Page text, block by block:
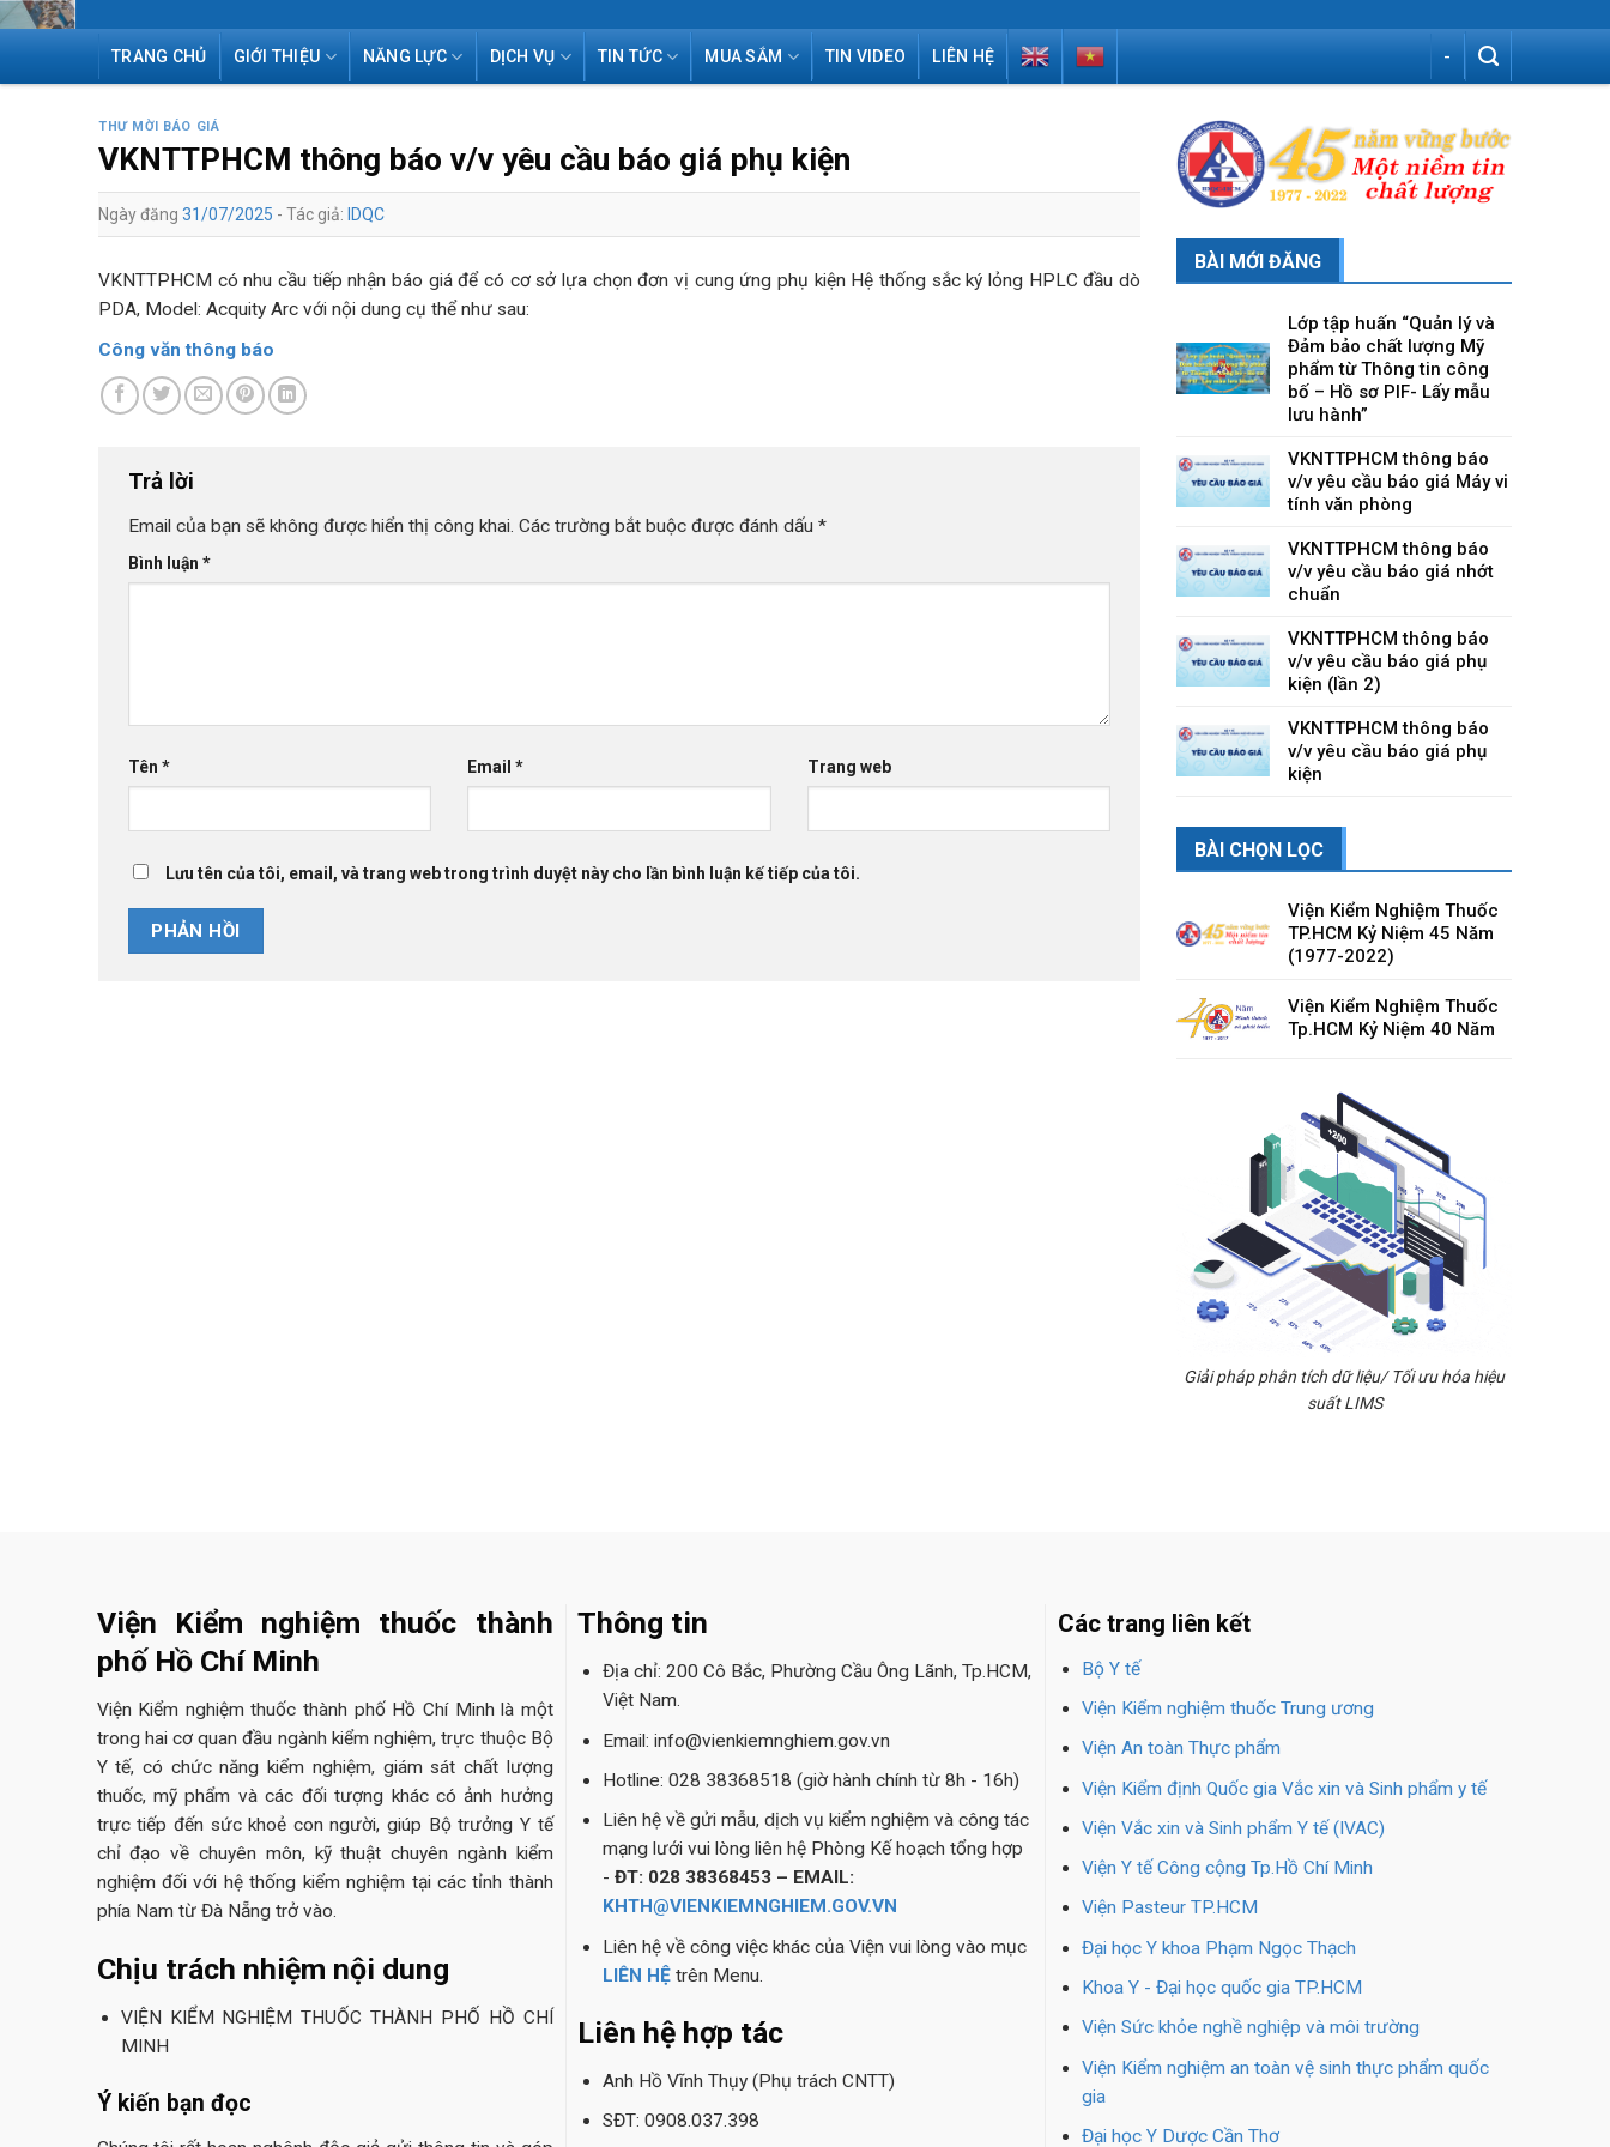
TRANG CHỦ GIỚI THIỆU NĂNG LỰC DỊCH VỤ TIN TỨC MUA SẮM TIN VIDEO LIÊN HỆ -
THƯ MỜI BÁO GIÁ
VKNTTPHCM thông báo v/v yêu cầu báo giá phụ kiện
Ngày đăng 31/07/2025 - Tác giả: IDQC
VKNTTPHCM có nhu cầu tiếp nhận báo giá để có cơ sở lựa chọn đơn vị cung ứng phụ kiện Hệ thống sắc ký lỏng HPLC đầu dò
PDA, Model: Acquity Arc với nội dung cụ thể như sau:
Công văn thông báo
Trả lời
Email của bạn sẽ không được hiển thị công khai. Các trường bắt buộc được đánh dấu *
Bình luận *
Tên * Email* Trang web
Lưu tên của tôi, email, và trang web trong trình duyệt này cho lần bình luận kế tiếp của tôi.
BÀI MỚI ĐĂNG
Lớp tập huấn “Quản lý và
Đảm bảo chất lượng Mỹ
phẩm từ Thông tin công
bố – Hồ sơ PIF- Lấy mẫu
lưu hành”
VKNTTPHCM thông báo
v/v yêu cầu báo giá Máy vi
tính văn phòng
VKNTTPHCM thông báo
v/v yêu cầu báo giá nhớt
chuẩn
VKNTTPHCM thông báo
v/v yêu cầu báo giá phụ
kiện (lần 2)
VKNTTPHCM thông báo
v/v yêu cầu báo giá phụ
kiện
BÀI CHỌN LỌC
Viện Kiểm Nghiệm Thuốc
TP.HCM Kỷ Niệm 45 Năm
(1977-2022)
Viện Kiểm Nghiệm Thuốc
Tp.HCM Kỷ Niệm 40 Năm
Giải pháp phân tích dữ liệu/ Tối ưu hóa hiệu
suất LIMS
Viện Kiểm nghiệm thuốc thành
phố Hồ Chí Minh
Viện Kiểm nghiệm thuốc thành phố Hồ Chí Minh là một
trong hai cơ quan đầu ngành kiểm nghiệm, trực thuộc Bộ
Y tế, có chức năng kiểm nghiệm, giám sát chất lượng
thuốc, mỹ phẩm và các đối tượng khác có ảnh hưởng
trực tiếp đến sức khoẻ con người, giúp Bộ trưởng Y tế
chỉ đạo về chuyên môn, kỹ thuật chuyên ngành kiểm
nghiệm đối với hệ thống kiểm nghiệm tại các tỉnh thành
phía Nam từ Đà Nẵng trở vào.
Chịu trách nhiệm nội dung
VIỆN KIỂM NGHIỆM THUỐC THÀNH PHỐ HỒ CHÍ
MINH
Ý kiến bạn đọc
Thông tin
Địa chỉ: 200 Cô Bắc, Phường Cầu Ông Lãnh, Tp.HCM,
Việt Nam.
Email: info@vienkiemnghiem.gov.vn
Hotline: 028 38368518 (giờ hành chính từ 8h - 16h)
Liên hệ về gửi mẫu, dịch vụ kiểm nghiệm và công tác
mạng lưới vui lòng liên hệ Phòng Kế hoạch tổng hợp
- ĐT: 028 38368453 – EMAIL:
KHTH@VIENKIEMNGHIEM.GOV.VN
Liên hệ về công việc khác của Viện vui lòng vào mục
LIÊN HỆtrên Menu.
Liên hệ hợp tác
Anh Hồ Vĩnh Thụy (Phụ trách CNTT)
SĐT: 0908.037.398
Các trang liên kết
Bộ Y tế
Viện Kiểm nghiệm thuốc Trung ương
Viện An toàn Thực phẩm
Viện Kiểm định Quốc gia Vắc xin và Sinh phẩm y tế
Viện Vắc xin và Sinh phẩm Y tế (IVAC)
Viện Y tế Công cộng Tp.Hồ Chí Minh
Viện Pasteur TP.HCM
Đại học Y khoa Phạm Ngọc Thạch
Khoa Y - Đại học quốc gia TP.HCM
Viện Sức khỏe nghề nghiệp và môi trường
Viện Kiểm nghiệm an toàn vệ sinh thực phẩm quốc
gia
Đại học Y Dược Cần Thơ